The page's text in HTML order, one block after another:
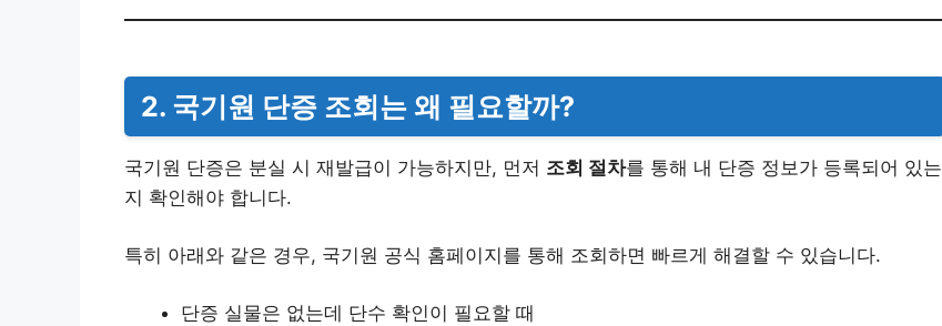
2. 국기원 단증 조회는 왜 필요할까?
국기원 단증은 분실 시 재발급이 가능하지만, 먼저 조회 절차를 통해 내 단증 정보가 등록되어 있는
지 확인해야 합니다.
특히 아래와 같은 경우, 국기원 공식 홈페이지를 통해 조회하면 빠르게 해결할 수 있습니다.
단증 실물은 없는데 단수 확인이 필요할 때